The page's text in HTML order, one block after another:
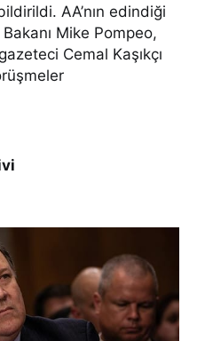
AA’nın edindiği
Mike Pompeo,
Cemal Kaşıkçı